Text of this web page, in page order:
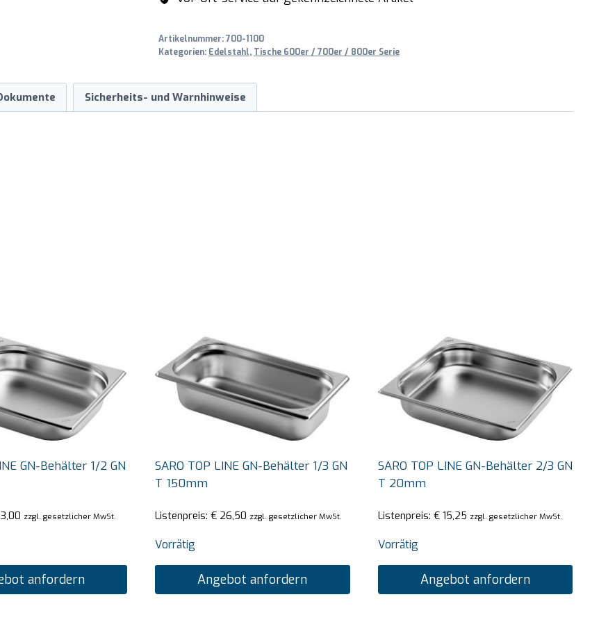
T
mm
Menge
Artikelnummer:700-1100
Kategorien: Edelstahl, Tische 600er / 700er / 800er Serie
Sicherheits- und Warnhinweise
GN-Behälter 1/2 GN
zzgl. gesetzlicher MwSt.
anfordern
SARO TOP LINE GN-Behälter 1/3 GN
T 150mm
Listenpreis: € 26,50 zzgl. gesetzlicher MwSt.
Vorrätig
Angebot anfordern
SARO TOP LINE GN-Behälter 2/3 GN
T 20mm
Listenpreis: €15,25 zzgl. gesetzlicher MwSt.
Vorrätig
Angebot anfordern